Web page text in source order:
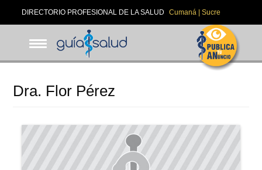
DIRECTORIO PROFESIONAL DE LA SALUD Cumaná | Sucre
Dra. Flor Pérez